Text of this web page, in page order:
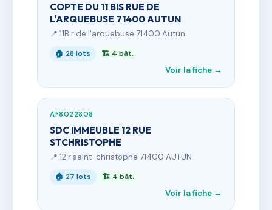
COPTE DU 11 BIS RUE DE
L'ARQUEBUSE 71400 AUTUN
📍 11B r de l'arquebuse 71400 Autun
🏠 28 lots 🏗 4 bât.
Voir la fiche →
AF8022808
SDC IMMEUBLE 12 RUE
STCHRISTOPHE
📍 12 r saint-christophe 71400 AUTUN
🏠 27 lots 🏗 4 bât.
Voir la fiche →